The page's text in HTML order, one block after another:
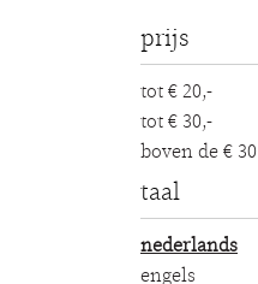
prijs
tot € 20,-
tot € 30,-
boven de € 30
taal
nederlands
engels